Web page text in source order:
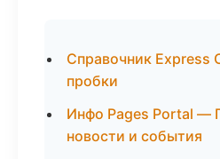
Справочник Express
пробки
Инфо Pages Portal —
новости и события